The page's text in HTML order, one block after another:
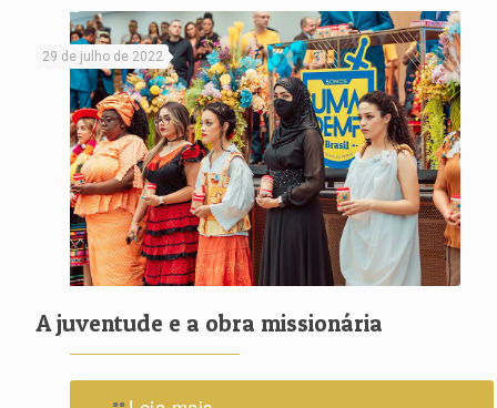
29 de julho de 2022
A juventude e a obra missionária